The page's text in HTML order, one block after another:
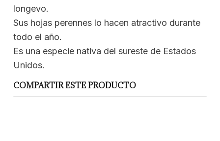
longevo.
Sus hojas perennes lo hacen atractivo durante
todo el año.
Es una especie nativa del sureste de Estados
Unidos.
COMPARTIR ESTE PRODUCTO